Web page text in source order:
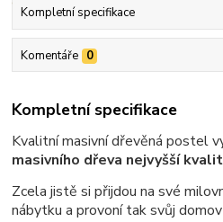
Kompletní specifikace
Komentáře 0
Kompletní specifikace
Kvalitní masivní dřevěná postel
masivního dřeva nejvyšší
Zcela jistě si přijdou na své
nábytku a provoní tak svůj